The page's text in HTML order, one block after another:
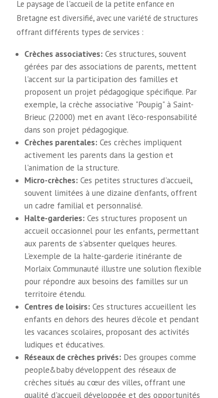
Le paysage de l'accueil de la petite enfance en
Bretagne est diversifié, avec une variété de structures
offrant différents types de services :
Crèches associatives: Ces structures, souvent
gérées par des associations de parents, mettent
l'accent sur la participation des familles et
proposent un projet pédagogique spécifique. Par
exemple, la crèche associative "Poupig" à Saint-
Brieuc (22000) met en avant l'éco-responsabilité
dans son projet pédagogique.
Crèches parentales: Ces crèches impliquent
activement les parents dans la gestion et
l'animation de la structure.
Micro-crèches: Ces petites structures d'accueil,
souvent limitées à une dizaine d'enfants, offrent
un cadre familial et personnalisé.
Halte-garderies: Ces structures proposent un
accueil occasionnel pour les enfants, permettant
aux parents de s'absenter quelques heures.
L'exemple de la halte-garderie itinérante de
Morlaix Communauté illustre une solution flexible
pour répondre aux besoins des familles sur un
territoire étendu.
Centres de loisirs: Ces structures accueillent les
enfants en dehors des heures d'école et pendant
les vacances scolaires, proposant des activités
ludiques et éducatives.
Réseaux de crèches privés: Des groupes comme
people&baby développent des réseaux de
crèches situés au cœur des villes, offrant une
qualité d'accueil développée et des opportunités